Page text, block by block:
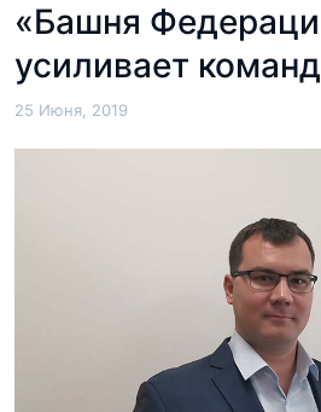
«Башня
усиливает
25 Июня, 2019